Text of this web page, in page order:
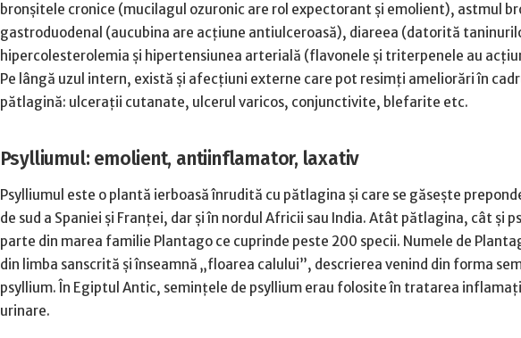
bronşitele cronice (mucilagul ozuronic are rol expectorant şi emolient), astmul
gastroduodenal (aucubina are acţiune antiulceroasă), diareea (datorită
hipercolesterolemia şi hipertensiunea arterială (flavonele şi triterpenele au
Pe lângă uzul intern, există şi afecţiuni externe care pot resimţi ameliorări în
pătlagină: ulceraţii cutanate, ulcerul varicos, conjunctivite, blefarite etc.
Psylliumul: emolient, antiinflamator, laxativ
Psylliumul este o plantă ierboasă înrudită cu pătlagina şi care se găseşte
de sud a Spaniei şi Franţei, dar şi în nordul Africii sau India. Atât pătlagina, cât şi
parte din marea familie Plantago ce cuprinde peste 200 specii. Numele de
din limba sanscrită şi înseamnă „floarea calului”, descrierea venind din forma
psyllium. În Egiptul Antic, seminţele de psyllium erau folosite în tratarea
urinare.